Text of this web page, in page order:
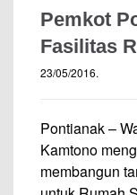
Pemkot
Fasilitas
23/05/2016.
Pontianak –
Kamtono
membangun